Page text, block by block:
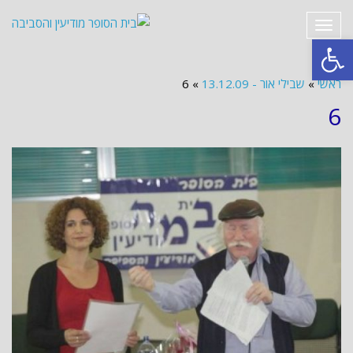
פתח סרגל נגישות
תפריט
ראשי » שבילי אור - 13.12.09 »
6
6